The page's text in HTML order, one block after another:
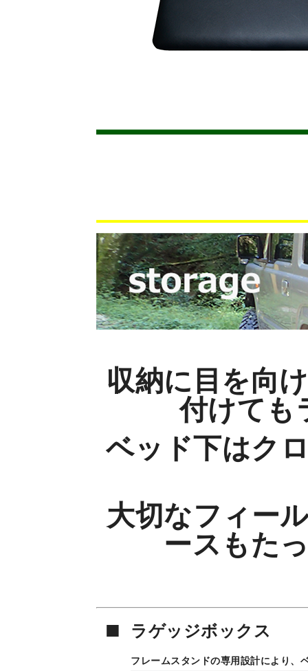
収納に目を向
付けても
ベッド下はク
大切なフィー
ースもた
■ ラゲッジボックス
フレームスタンドの専用設計により、